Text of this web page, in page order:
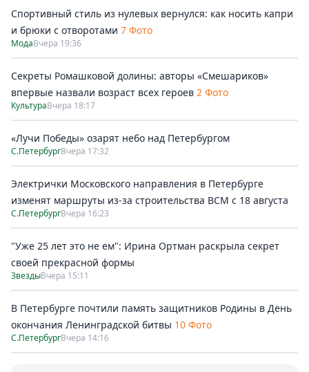
Спортивный стиль из нулевых вернулся: как носить капри
и брюки с отворотами 7 Фото
МодаВчера 19:36
Секреты Ромашковой долины: авторы «Смешариков»
впервые назвали возраст всех героев 2 Фото
КультураВчера 18:17
«Лучи Победы» озарят небо над Петербургом
С.ПетербургВчера 17:32
Электрички Московского направления в Петербурге
изменят маршруты из-за строительства ВСМ с 18 августа
С.ПетербургВчера 16:23
"Уже 25 лет это не ем": Ирина Ортман раскрыла секрет
своей прекрасной формы
ЗвездыВчера 15:11
В Петербурге почтили память защитников Родины в День
окончания Ленинградской битвы 10 Фото
С.ПетербургВчера 14:16